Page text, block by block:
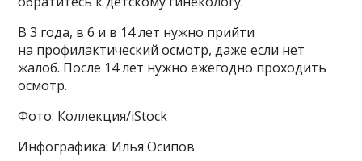
В 3 года, в 6 и в 14 лет нужно прийти
на профилактический осмотр, даже если нет
жалоб. После 14 лет нужно ежегодно проходить
осмотр.
Фото: Коллекция/iStock
Инфографика: Илья Осипов